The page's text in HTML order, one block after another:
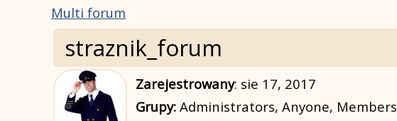
Multi forum
straznik_forum
Zarejestrowany: sie 17, 2017
Grupy: Administrators, Anyone, Members